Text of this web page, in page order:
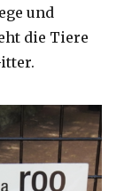
und
die Tiere